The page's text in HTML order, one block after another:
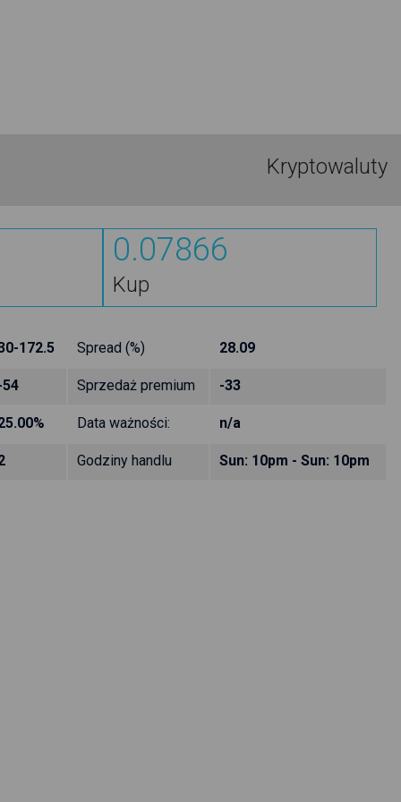
Kryptowaluty
0.07866
Kup
172.5 Spread (%) 28.09
Sprzedaż premium -33
Data ważności: n/a
Godziny handlu Sun: 10pm - Sun: 10pm